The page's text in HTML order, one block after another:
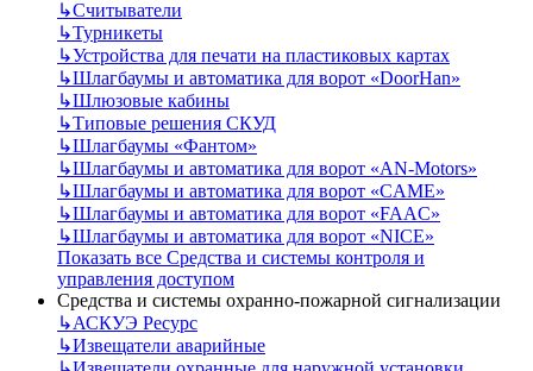
↳Считыватели
↳Турникеты
↳Устройства для печати на пластиковых картах
↳Шлагбаумы и автоматика для ворот «DoorHan»
↳Шлюзовые кабины
↳Типовые решения СКУД
↳Шлагбаумы «Фантом»
↳Шлагбаумы и автоматика для ворот «AN-Motors»
↳Шлагбаумы и автоматика для ворот «CAME»
↳Шлагбаумы и автоматика для ворот «FAAC»
↳Шлагбаумы и автоматика для ворот «NICE»
Показать все Средства и системы контроля и
управления доступом
Средства и системы охранно-пожарной сигнализации
↳АСКУЭ Ресурс
↳Извещатели аварийные